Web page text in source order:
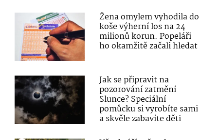
Žena omylem vyhodila do
koše výherní los na 24
milionů korun. Popeláři
ho okamžitě začali hledat
Jak se připravit na
pozorování zatmění
Slunce? Speciální
pomůcku si vyrobíte sami
a skvěle zabavíte děti